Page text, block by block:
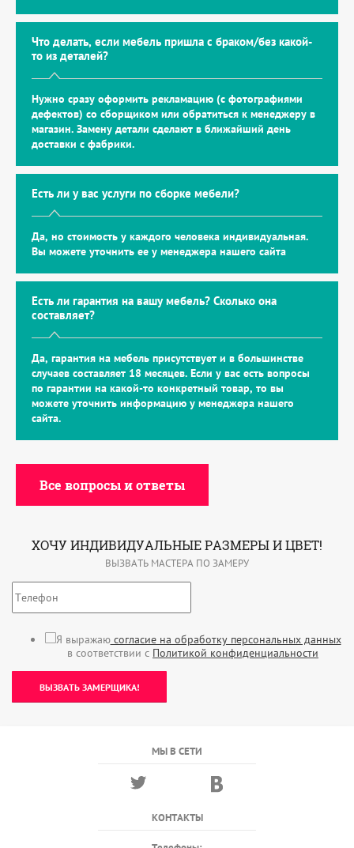
Что делать, если мебель пришла с браком/без какой-
то из деталей?
Нужно сразу оформить рекламацию (с фотографиями
дефектов) со сборщиком или обратиться к менеджеру в
магазин. Замену детали сделают в ближайший день
доставки с фабрики.
Есть ли у вас услуги по сборке мебели?
Да, но стоимость у каждого человека индивидуальная.
Вы можете уточнить ее у менеджера нашего сайта
Есть ли гарантия на вашу мебель? Сколько она
составляет?
Да, гарантия на мебель присутствует и в большинстве
случаев составляет 18 месяцев. Если у вас есть вопросы
по гарантии на какой-то конкретный товар, то вы
можете уточнить информацию у менеджера нашего
сайта.
Все вопросы и ответы
ХОЧУ ИНДИВИДУАЛЬНЫЕ РАЗМЕРЫ И ЦВЕТ!
ВЫЗВАТЬ МАСТЕРА ПО ЗАМЕРУ
Я выражаюсогласие на обработку персональных данных
в соответствии с Политикой конфиденциальности
ВЫЗВАТЬ ЗАМЕРЩИКА!
МЫ В СЕТИ
КОНТАКТЫ